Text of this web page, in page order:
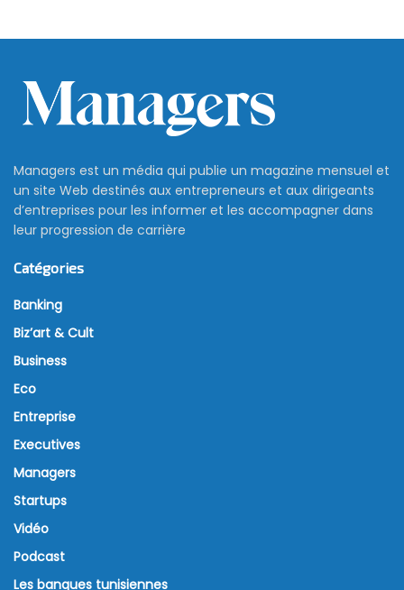
Managers est un média qui publie un magazine mensuel et
un site Web destinés aux entrepreneurs et aux dirigeants
d’entreprises pour les informer et les accompagner dans
leur progression de carrière
Catégories
Banking
Biz’art & Cult
Business
Eco
Entreprise
Executives
Managers
Startups
Vidéo
Podcast
Les banques tunisiennes